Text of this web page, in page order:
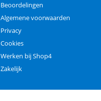
Beoordelingen
Algemene voorwaarden
Privacy
Cookies
Werken bij Shop4
Zakelijk